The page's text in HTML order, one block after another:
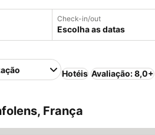
Check-in/out
Escolha as datas
Hotéis Avaliação: 8,0+
França